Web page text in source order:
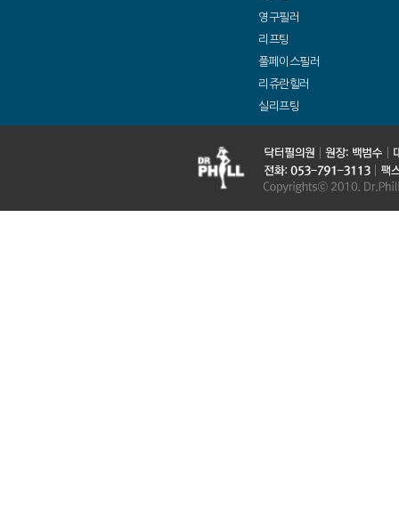
영구필러
리프팅
풀페이스필러
리쥬란힐러
실리프팅